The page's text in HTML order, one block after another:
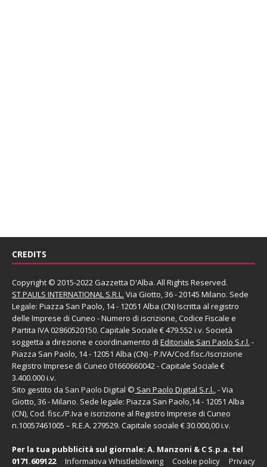
CREDITS
Copyright © 2015-2022 Gazzetta D'Alba. All Rights Reserved.
ST PAULS INTERNATIONAL S.R.L. Via Giotto, 36 - 20145 Milano. Sede
Legale: Piazza San Paolo, 14 - 12051 Alba (CN) Iscritta al registro
delle Imprese di Cuneo - Numero di iscrizione, Codice Fiscale e
Partita IVA 02860520150. Capitale Sociale € 479.552 i.v. Società
soggetta a direzione e coordinamento di Editoriale San Paolo S.r.l. -
Piazza San Paolo, 14 - 12051 Alba (CN) - P.IVA/Cod.fisc./Iscrizione
Registro Imprese di Cuneo 01660660042 - Capitale Sociale €
3.400.000 i.v.
Sito gestito da San Paolo Digital © San Paolo Digital S.r.l., - Via
Giotto, 36 - Milano. Sede legale: Piazza San Paolo,14 - 12051 Alba
(CN), Cod. fisc./P.Iva e iscrizione al Registro Imprese di Cuneo
n.10057461005 – R.E.A. 279529. Capitale sociale € 30.000,00 i.v.
Per la tua pubblicità sul giornale: A. Manzoni & C S.p.a. tel
0171.609122
Privacy
Cookie policy
Informativa Whistleblowing